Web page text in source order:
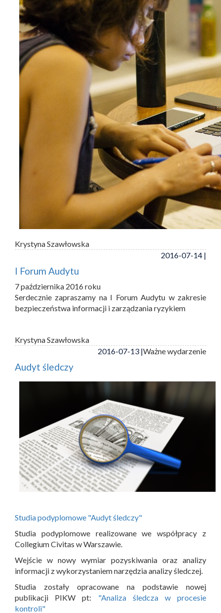
Krystyna Szawłowska
2016-07-14 |
I Forum Audytu
7 października 2016 roku
Serdecznie zapraszamy na I Forum Audytu w zakresie
bezpieczeństwa informacji i zarządzania ryzykiem
Krystyna Szawłowska
2016-07-13 |Ważne wydarzenie
Audyt śledczy
Studia podyplomowe "Audyt śledczy"
Studia podyplomowe realizowane we współpracy z
Collegium Civitas w Warszawie.
Wejście w nowy wymiar pozyskiwania oraz analizy
informacji z wykorzystaniem narzędzia analizy śledczej.
Studia zostały opracowane na podstawie nowej
publikacji PIKW pt: "Analiza śledcza w procesie
kontroli"